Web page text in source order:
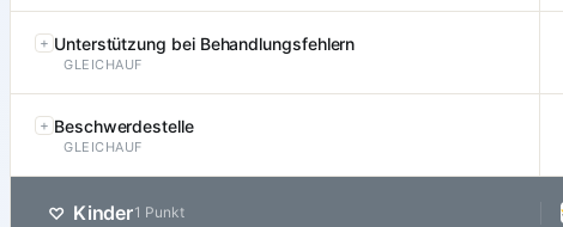
Unterstützung bei Behandlungsfehlern
GLEICHAUF
Beschwerdestelle
GLEICHAUF
♡ Kinder1 Punkt